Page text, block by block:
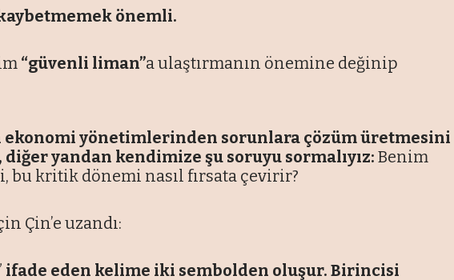
önemli.
“güvenli liman”a ulaştırmanın önemine değinip
ekonomi yönetimlerinden sorunlara çözüm üretmesini
yandan kendimize şu soruyu sormalıyız:Benim
bu kritik dönemi nasıl fırsata çevirir?
Çin’e uzandı:
ifade eden kelime iki sembolden oluşur. Birincisi